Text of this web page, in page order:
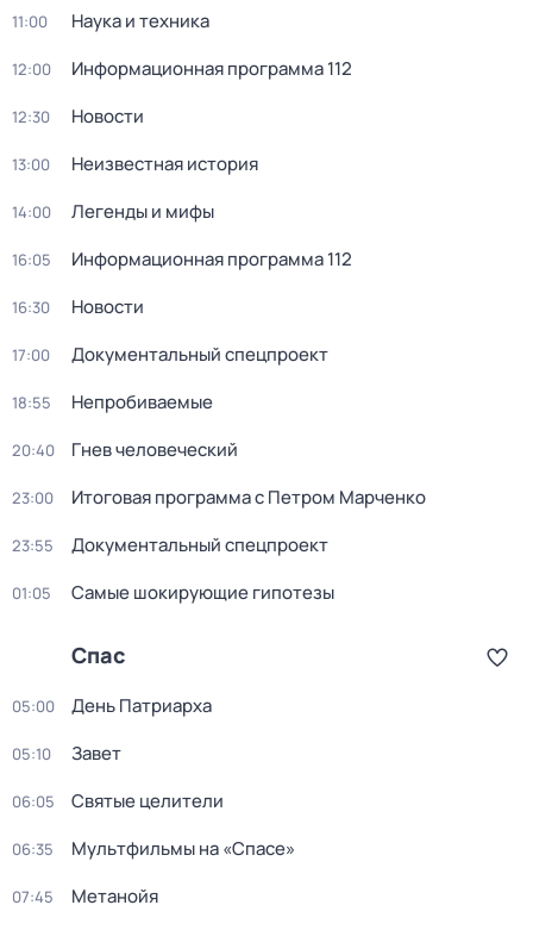
11:00 Наука и техника
12:00 Информационная программа 112
12:30 Новости
13:00 Неизвестная история
14:00 Легенды и мифы
16:05 Информационная программа 112
16:30 Новости
17:00 Документальный спецпроект
18:55 Непробиваемые
20:40 Гнев человеческий
23:00 Итоговая программа с Петром Марченко
23:55 Документальный спецпроект
01:05 Самые шoкиpующие гипотезы
Спас
05:00 День Патриарха
05:10 Завет
06:05 Святые целители
06:35 Мультфильмы на «Спасе»
07:45 Метанойя